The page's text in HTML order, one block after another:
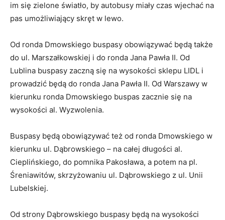
im się zielone światło, by autobusy miały czas wjechać na
pas umożliwiający skręt w lewo.
Od ronda Dmowskiego buspasy obowiązywać będą także
do ul. Marszałkowskiej i do ronda Jana Pawła II. Od
Lublina buspasy zaczną się na wysokości sklepu LIDL i
prowadzić będą do ronda Jana Pawła II. Od Warszawy w
kierunku ronda Dmowskiego buspas zacznie się na
wysokości al. Wyzwolenia.
Buspasy będą obowiązywać też od ronda Dmowskiego w
kierunku ul. Dąbrowskiego – na całej długości al.
Cieplińskiego, do pomnika Pakosława, a potem na pl.
Śreniawitów, skrzyżowaniu ul. Dąbrowskiego z ul. Unii
Lubelskiej.
Od strony Dąbrowskiego buspasy będą na wysokości